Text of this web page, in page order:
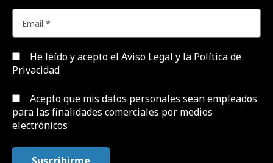
He leído y acepto el Aviso Legal y la Política de
Privacidad
Acepto que mis datos personales sean empleados
para las finalidades comerciales por medios
electrónicos